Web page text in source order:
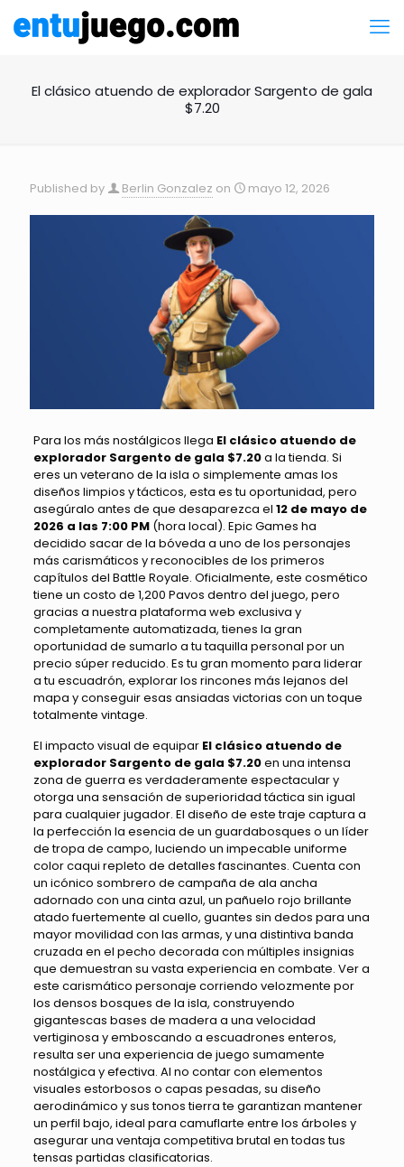
El clásico atuendo de explorador Sargento de gala
$7.20
Published by Berlin Gonzalez on mayo 12, 2026
Para los más nostálgicos llega El clásico atuendo de
explorador Sargento de gala $7.20a la tienda. Si
eres un veterano de la isla o simplemente amas los
diseños limpios y tácticos, esta es tu oportunidad, pero
asegúralo antes de que desaparezca el 12 de mayo de
2026 a las 7:00 PM(hora local). Epic Games ha
decidido sacar de la bóveda a uno de los personajes
más carismáticos y reconocibles de los primeros
capítulos del Battle Royale. Oficialmente, este cosmético
tiene un costo de 1,200 Pavos dentro del juego, pero
gracias a nuestra plataforma web exclusiva y
completamente automatizada, tienes la gran
oportunidad de sumarlo a tu taquilla personal por un
precio súper reducido. Es tu gran momento para liderar
a tu escuadrón, explorar los rincones más lejanos del
mapa y conseguir esas ansiadas victorias con un toque
totalmente vintage.
El impacto visual de equipar El clásico atuendo de
explorador Sargento de gala $7.20en una intensa
zona de guerra es verdaderamente espectacular y
otorga una sensación de superioridad táctica sin igual
para cualquier jugador. El diseño de este traje captura a
la perfección la esencia de un guardabosques o un líder
de tropa de campo, luciendo un impecable uniforme
color caqui repleto de detalles fascinantes. Cuenta con
un icónico sombrero de campaña de ala ancha
adornado con una cinta azul, un pañuelo rojo brillante
atado fuertemente al cuello, guantes sin dedos para una
mayor movilidad con las armas, y una distintiva banda
cruzada en el pecho decorada con múltiples insignias
que demuestran su vasta experiencia en combate. Ver a
este carismático personaje corriendo velozmente por
los densos bosques de la isla, construyendo
gigantescas bases de madera a una velocidad
vertiginosa y emboscando a escuadrones enteros,
resulta ser una experiencia de juego sumamente
nostálgica y efectiva. Al no contar con elementos
visuales estorbosos o capas pesadas, su diseño
aerodinámico y sus tonos tierra te garantizan mantener
un perfil bajo, ideal para camuflarte entre los árboles y
asegurar una ventaja competitiva brutal en todas tus
tensas partidas clasificatorias.